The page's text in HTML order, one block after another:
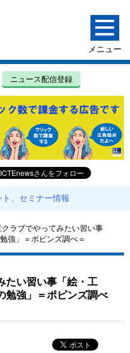
ニュース配信登録
、セミナー情報
ラブでやってみたい習い事
強」＝ポピンズ調べ＝
たい習い事「絵・工
勉強」＝ポピンズ調べ